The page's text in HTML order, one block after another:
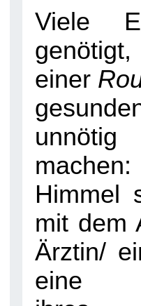
Viele
einer
Himmel
mit dem
Ärztin/
eine